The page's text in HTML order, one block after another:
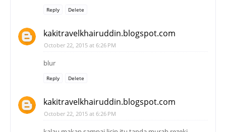
Reply Delete
kakitravelkhairuddin.blogspot.com
October 22, 2015 at 6:26 PM
blur
Reply Delete
kakitravelkhairuddin.blogspot.com
October 22, 2015 at 6:26 PM